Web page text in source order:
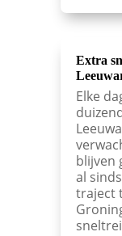
Extra
Elke
blijven
al
traject